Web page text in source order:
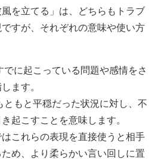
風を立てる」は、どちらもトラブ
すが、それぞれの意味や使い方
でに起こっている問題や感情をさ
ます。
ともと平穏だった状況に対し、不
起こすことを意味します。
これらの表現を直接使うと相手
め、より柔らかい言い回しに置